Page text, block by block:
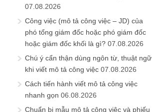
07.08.2026
Công việc (mô tả công việc – JD) của
phó tổng giám đốc hoặc phó giám đốc
hoặc giám đốc khối là gì? 07.08.2026
Chú ý cẩn thận dùng ngôn từ, thuật ngữ
khi viết mô tả công việc 07.08.2026
Cách tiến hành viết mô tả công việc
nhanh gọn 06.08.2026
Chuẩn bị mẫu mô tả công việc và phiếu